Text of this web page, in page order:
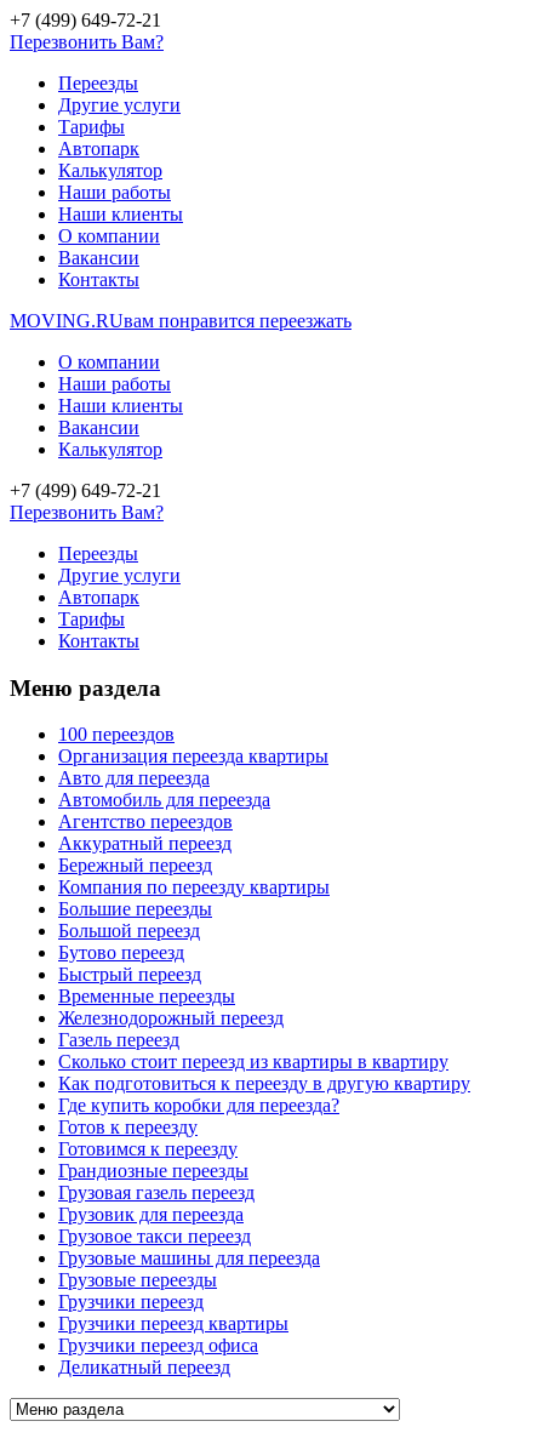
+7 (499) 649-72-21
Перезвонить Вам?
Переезды
Другие услуги
Тарифы
Автопарк
Калькулятор
Наши работы
Наши клиенты
О компании
Вакансии
Контакты
MOVING.RUвам понравится переезжать
О компании
Наши работы
Наши клиенты
Вакансии
Калькулятор
+7 (499) 649-72-21
Перезвонить Вам?
Переезды
Другие услуги
Автопарк
Тарифы
Контакты
Меню раздела
100 переездов
Организация переезда квартиры
Авто для переезда
Автомобиль для переезда
Агентство переездов
Аккуратный переезд
Бережный переезд
Компания по переезду квартиры
Большие переезды
Большой переезд
Бутово переезд
Быстрый переезд
Временные переезды
Железнодорожный переезд
Газель переезд
Сколько стоит переезд из квартиры в квартиру
Как подготовиться к переезду в другую квартиру
Где купить коробки для переезда?
Готов к переезду
Готовимся к переезду
Грандиозные переезды
Грузовая газель переезд
Грузовик для переезда
Грузовое такси переезд
Грузовые машины для переезда
Грузовые переезды
Грузчики переезд
Грузчики переезд квартиры
Грузчики переезд офиса
Деликатный переезд